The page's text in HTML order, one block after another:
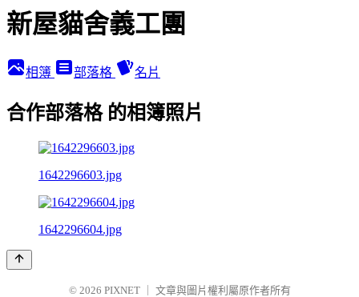
新屋貓舍義工團
相簿 部落格 名片
合作部落格 的相簿照片
1642296603.jpg
1642296604.jpg
© 2026 PIXNET
文章與圖片權利屬原作者所有